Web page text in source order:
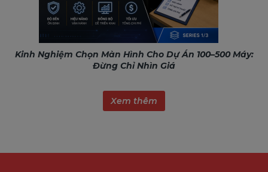
Kinh Nghiệm Chọn Màn Hình Cho Dự Án 100–500 Máy:
Đừng Chỉ Nhìn Giá
Xem thêm